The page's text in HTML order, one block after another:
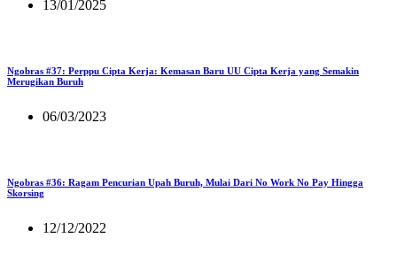
13/01/2025
Ngobras #37: Perppu Cipta Kerja: Kemasan Baru UU Cipta Kerja yang Semakin
Merugikan Buruh
06/03/2023
Ngobras #36: Ragam Pencurian Upah Buruh, Mulai Dari No Work No Pay Hingga
Skorsing
12/12/2022